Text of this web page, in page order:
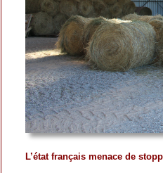
L’état français menace de